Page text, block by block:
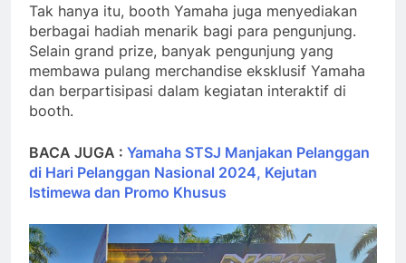
Tak hanya itu, booth Yamaha juga menyediakan
berbagai hadiah menarik bagi para pengunjung.
Selain grand prize, banyak pengunjung yang
membawa pulang merchandise eksklusif Yamaha
dan berpartisipasi dalam kegiatan interaktif di
booth.
BACA JUGA : Yamaha STSJ Manjakan Pelanggan
di Hari Pelanggan Nasional 2024, Kejutan
Istimewa dan Promo Khusus